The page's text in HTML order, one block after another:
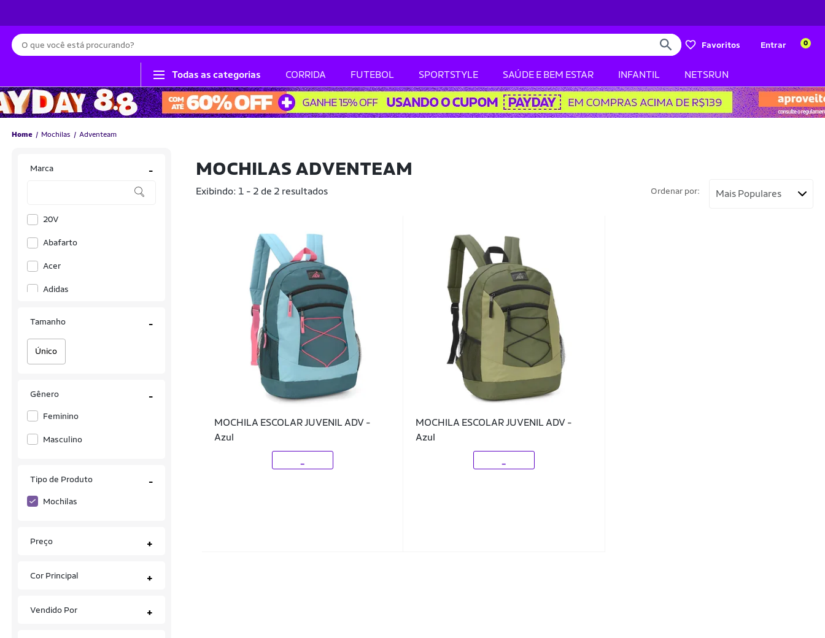
Busca
Favoritos Entrar 0
Todas as categorias CORRIDA FUTEBOL SPORTSTYLE SAÚDE E BEM ESTAR INFANTIL NETSRUN
Home Mochilas Adventeam
Marca -
20V
Abafarto
Acer
Adidas
Anacapri
Andrea Vinci
Arara Brasil
Arena
Tamanho -
Único
Gênero -
Feminino
Masculino
Tipo de Produto -
Mochilas
Preço +
Cor Principal +
Vendido Por +
MOCHILAS ADVENTEAM
Exibindo: 1 - 2 de 2 resultados Ordenar por:
MOCHILA ESCOLAR JUVENIL ADV -
Azul
MOCHILA ESCOLAR JUVENIL ADV -
Azul